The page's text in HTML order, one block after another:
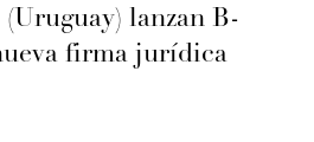
lanzan B-
firma jurídica